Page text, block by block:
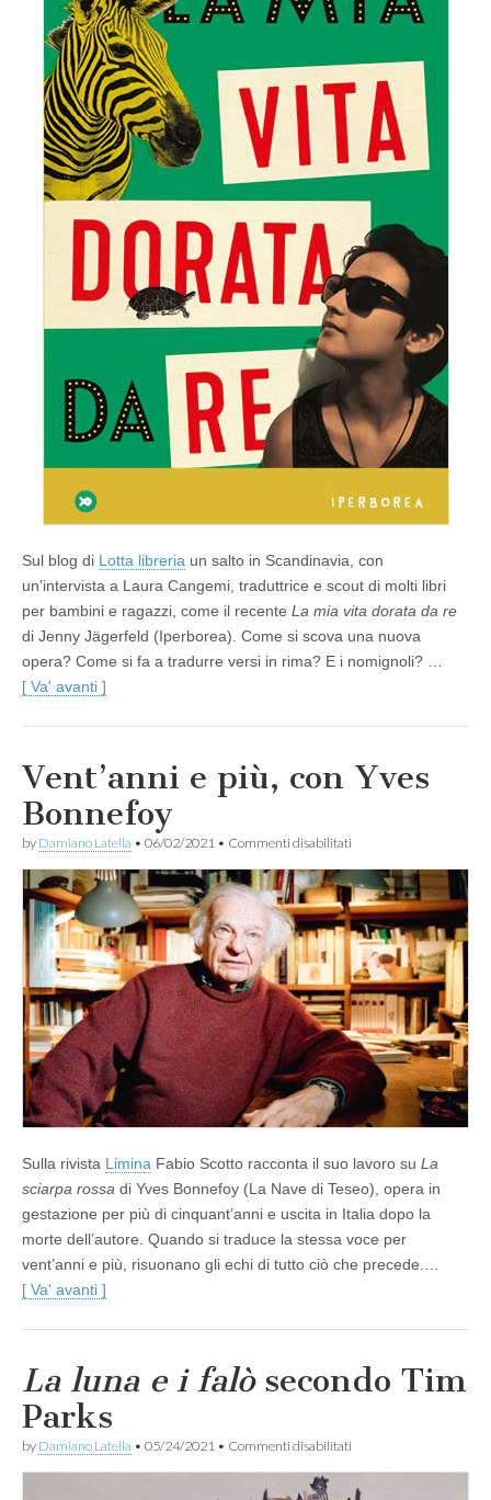
Sul blog di Lotta libreria un salto in Scandinavia, con
un’intervista a Laura Cangemi, traduttrice e scout di molti libri
per bambini e ragazzi, come il recente La mia vita dorata da re
di Jenny Jägerfeld (Iperborea). Come si scova una nuova
opera? Come si fa a tradurre versi in rima? E i nomignoli? …
[ Va' avanti ]
Vent’anni e più, con Yves
Bonnefoy
by Damiano Latella • 06/02/2021 • Commenti disabilitati
più,
con
Yves
Bonnefoy
Sulla rivista Limina Fabio Scotto racconta il suo lavoro su La
sciarpa rossa di Yves Bonnefoy (La Nave di Teseo), opera in
gestazione per più di cinquant’anni e uscita in Italia dopo la
morte dell’autore. Quando si traduce la stessa voce per
vent’anni e più, risuonano gli echi di tutto ciò che precede.…
[ Va' avanti ]
La luna e i falòsecondo Tim
Parks
by Damiano Latella • 05/24/2021 • Commenti disabilitati